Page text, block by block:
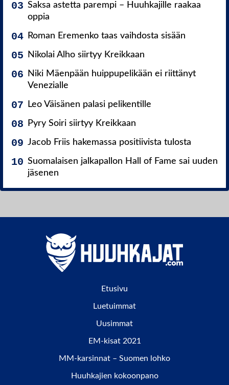
Saksa astetta parempi – Huuhkajille raakaa
oppia
Roman Eremenko taas vaihdosta sisään
Nikolai Alho siirtyy Kreikkaan
Niki Mäenpään huippupelikään ei riittänyt
Venezialle
Leo Väisänen palasi pelikentille
Pyry Soiri siirtyy Kreikkaan
Jacob Friis hakemassa positiivista tulosta
Suomalaisen jalkapallon Hall of Fame sai uuden
jäsenen
Etusivu
Luetuimmat
Uusimmat
EM-kisat 2021
MM-karsinnat – Suomen lohko
Huuhkajien kokoonpano